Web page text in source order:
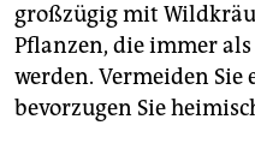
großzügig mit
Pflanzen, die immer
werden. Vermeiden
bevorzugen Sie